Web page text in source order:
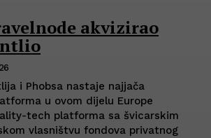
akvizirao
i Phobsa nastaje najjača
u ovom dijelu Europe
tech platforma sa švicarskim
vlasništvu fondova privatnog